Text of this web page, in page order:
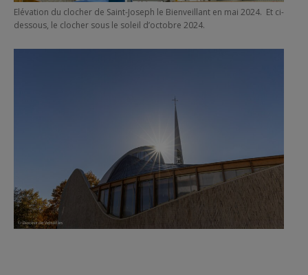
Elévation du clocher de Saint-Joseph le Bienveillant en mai 2024. Et ci-
dessous, le clocher sous le soleil d’octobre 2024.